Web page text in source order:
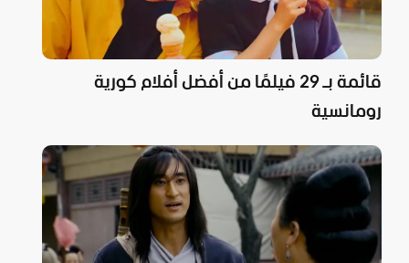
قائمة بـ 29 فيلمًا من أفضل أفلام كورية
رومانسية